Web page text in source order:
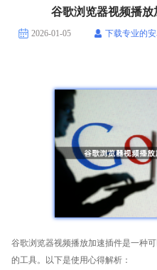
谷歌浏览器视频播
2026-01-05 下载专业的
谷歌浏览器视频播放加速插件是一种
的工具。以下是使用心得解析：